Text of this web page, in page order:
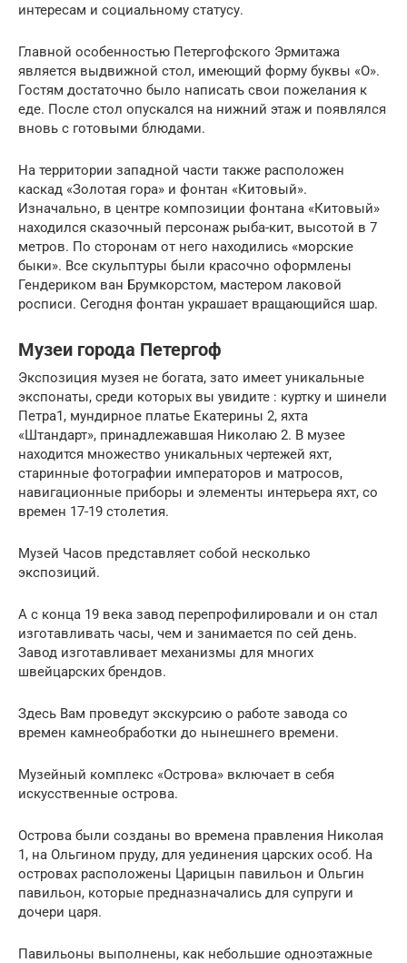
интересам и социальному статусу.
Главной особенностью Петергофского Эрмитажа
является выдвижной стол, имеющий форму буквы «О».
Гостям достаточно было написать свои пожелания к
еде. После стол опускался на нижний этаж и появлялся
вновь с готовыми блюдами.
На территории западной части также расположен
каскад «Золотая гора» и фонтан «Китовый».
Изначально, в центре композиции фонтана «Китовый»
находился сказочный персонаж рыба-кит, высотой в 7
метров. По сторонам от него находились «морские
быки». Все скульптуры были красочно оформлены
Гендериком ван Брумкорстом, мастером лаковой
росписи. Сегодня фонтан украшает вращающийся шар.
Музеи города Петергоф
Экспозиция музея не богата, зато имеет уникальные
экспонаты, среди которых вы увидите : куртку и шинели
Петра1, мундирное платье Екатерины 2, яхта
«Штандарт», принадлежавшая Николаю 2. В музее
находится множество уникальных чертежей яхт,
старинные фотографии императоров и матросов,
навигационные приборы и элементы интерьера яхт, со
времен 17-19 столетия.
Музей Часов представляет собой несколько
экспозиций.
А с конца 19 века завод перепрофилировали и он стал
изготавливать часы, чем и занимается по сей день.
Завод изготавливает механизмы для многих
швейцарских брендов.
Здесь Вам проведут экскурсию о работе завода со
времен камнеобработки до нынешнего времени.
Музейный комплекс «Острова» включает в себя
искусственные острова.
Острова были созданы во времена правления Николая
1, на Ольгином пруду, для уединения царских особ. На
островах расположены Царицын павильон и Ольгин
павильон, которые предназначались для супруги и
дочери царя.
Павильоны выполнены, как небольшие одноэтажные